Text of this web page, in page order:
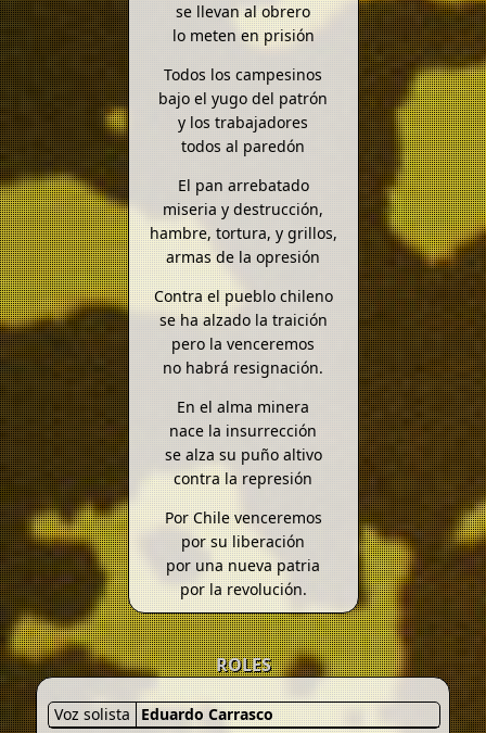
se llevan al obrero
lo meten en prisión
Todos los campesinos
bajo el yugo del patrón
y los trabajadores
todos al paredón
El pan arrebatado
miseria y destrucción,
hambre, tortura, y grillos,
armas de la opresión
Contra el pueblo chileno
se ha alzado la traición
pero la venceremos
no habrá resignación.
En el alma minera
nace la insurrección
se alza su puño altivo
contra la represión
Por Chile venceremos
por su liberación
por una nueva patria
por la revolución.
ROLES
Voz solista Eduardo Carrasco